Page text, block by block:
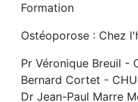
Formation
Ostéoporose : Chez
Pr Véronique Breuil -
Bernard Cortet -
Dr Jean-Paul Marre